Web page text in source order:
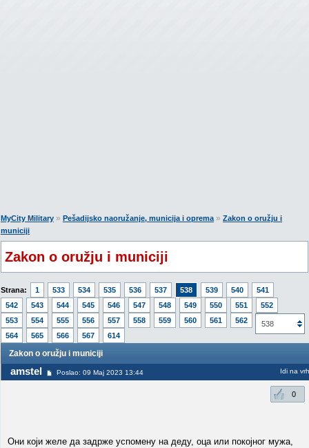
MyCity Military » Pešadijsko naoružanje, municija i oprema» Zakon o oružju i
municiji
Zakon o oružju i municiji
Strana: 1 533 534 535 536 537 538 539 540
541
542
543 544 545 546 547 548 549 550 551
552
553
554 555 556 557 558 559 560 561 562
563
564
565 566 567 614
538
Zakon o oružju i municiji
amstel Poslao: 09 Maj 2023 13:44 Idi na vrh
0
Они који желе да задрже успомену на деду, оца или покојног мужа,